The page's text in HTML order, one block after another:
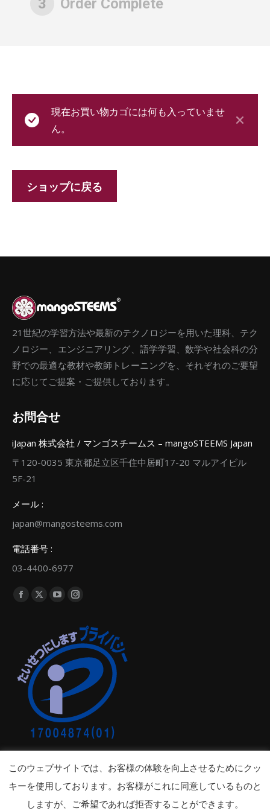
Order Complete
3
現在お買い物カゴには何も入っていませ
ん。
ショップに戻る
21世紀の学習方法や最新のテクノロジーを用いた理科、テク
ノロジー、エンジニアリング、語学学習、数学や社会科の分
野での最適な教材や教師トレーニングを、それぞれのご要望
に応じてご提案・ご提供しております。
お問合せ
iJapan 株式会社 / マンゴスチームス – mangoSTEEMS Japan
〒120-0035 東京都足立区千住中居町17-20 マルアイビル
5F-21
メール :
japan@mangosteems.com
電話番号 :
03-4400-6977
Find us on:
Facebook
new
window
X
opens
in
new
window
YouTube
opens
in
new
window
Instagram
opens
in
new
window
このウェブサイトでは、お客様の体験を向上させるためにクッ
キーを使用しております。お客様がこれに同意しているものと
しますが、ご希望であれば拒否することができます。